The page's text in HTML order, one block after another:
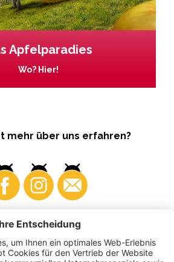
Apfelparadies
Wo? Hier!
mehr über uns erfahren?
Produzenten